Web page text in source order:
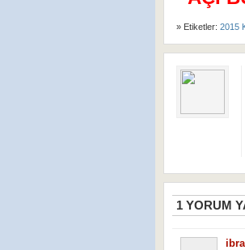
» Etiketler: 2015
1 YORUM